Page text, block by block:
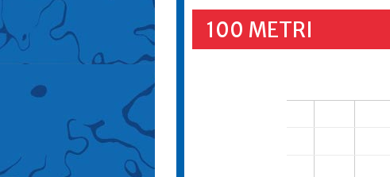
100 METRI